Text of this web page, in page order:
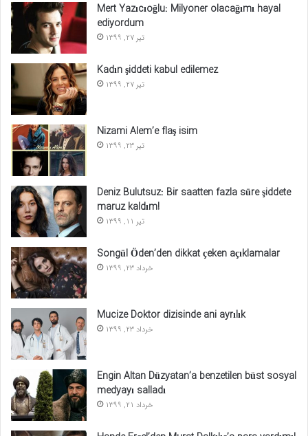
Mert Yazıcıoğlu: Milyoner olacağımı hayal
ediyordum
تیر 27, 1399
Kadın şiddeti kabul edilemez
تیر 27, 1399
Nizami Alem’e flaş isim
تیر 23, 1399
Deniz Bulutsuz: Bir saatten fazla süre şiddete
maruz kaldım!
تیر 11, 1399
Songül Öden’den dikkat çeken açıklamalar
خرداد 23, 1399
Mucize Doktor dizisinde ani ayrılık
خرداد 23, 1399
Engin Altan Düzyatan’a benzetilen büst sosyal
medyayı salladı
خرداد 21, 1399